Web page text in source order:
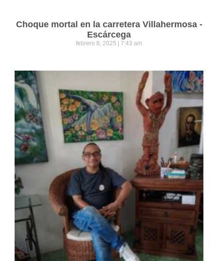
Choque mortal en la carretera Villahermosa -
Escárcega
febrero 8, 2025 7:43 am